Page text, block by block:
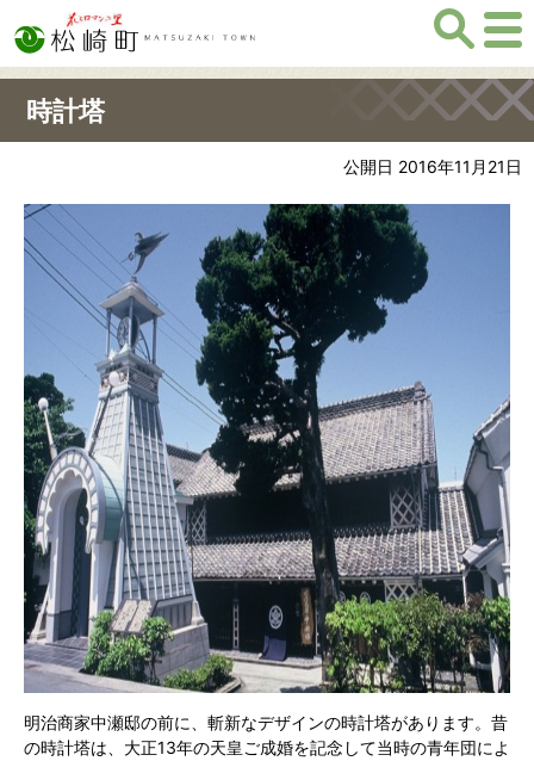
時計塔
公開日 2016年11月21日
明治商家中瀬邸の前に、斬新なデザインの時計塔があります。昔
の時計塔は、大正13年の天皇ご成婚を記念して当時の青年団によ